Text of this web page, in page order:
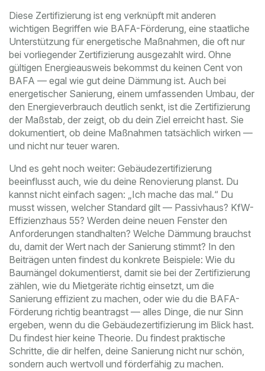
Diese Zertifizierung ist eng verknüpft mit anderen
wichtigen Begriffen wie BAFA-Förderung, eine staatliche
Unterstützung für energetische Maßnahmen, die oft nur
bei vorliegender Zertifizierung ausgezahlt wird. Ohne
gültigen Energieausweis bekommst du keinen Cent von
BAFA — egal wie gut deine Dämmung ist. Auch bei
energetischer Sanierung, einem umfassenden Umbau, der
den Energieverbrauch deutlich senkt, ist die Zertifizierung
der Maßstab, der zeigt, ob du dein Ziel erreicht hast. Sie
dokumentiert, ob deine Maßnahmen tatsächlich wirken —
und nicht nur teuer waren.
Und es geht noch weiter: Gebäudezertifizierung
beeinflusst auch, wie du deine Renovierung planst. Du
kannst nicht einfach sagen: „Ich mache das mal.“ Du
musst wissen, welcher Standard gilt — Passivhaus? KfW-
Effizienzhaus 55? Werden deine neuen Fenster den
Anforderungen standhalten? Welche Dämmung brauchst
du, damit der Wert nach der Sanierung stimmt? In den
Beiträgen unten findest du konkrete Beispiele: Wie du
Baumängel dokumentierst, damit sie bei der Zertifizierung
zählen, wie du Mietgeräte richtig einsetzt, um die
Sanierung effizient zu machen, oder wie du die BAFA-
Förderung richtig beantragst — alles Dinge, die nur Sinn
ergeben, wenn du die Gebäudezertifizierung im Blick hast.
Du findest hier keine Theorie. Du findest praktische
Schritte, die dir helfen, deine Sanierung nicht nur schön,
sondern auch wertvoll und förderfähig zu machen.